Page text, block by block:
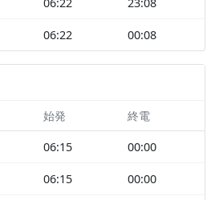
06:22 23:08
06:22 00:08
始発 終電
06:15 00:00
06:15 00:00